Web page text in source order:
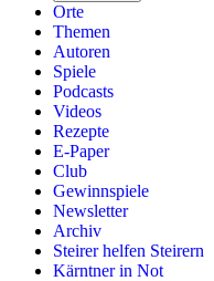
Orte
Themen
Autoren
Spiele
Podcasts
Videos
Rezepte
E-Paper
Club
Gewinnspiele
Newsletter
Archiv
Steirer helfen Steirern
Kärntner in Not